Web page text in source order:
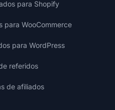
para Shopify
para WooCommerce
para WordPress
referidos
de afiliados